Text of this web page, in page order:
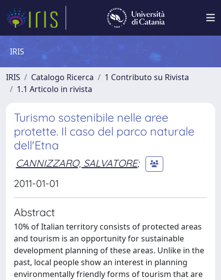
IRIS
IRIS Catalogo Ricerca
1 Contributo su Rivista
1.1 Articolo in rivista
Turismo sostenibile nelle aree
protette. Il caso del parco naturale
dell'Etna
CANNIZZARO, SALVATORE;
2011-01-01
Abstract
10% of Italian territory consists of protected areas
and tourism is an opportunity for sustainable
development planning of these areas. Unlike in the
past, local people show an interest in planning
environmentally friendly forms of tourism that are